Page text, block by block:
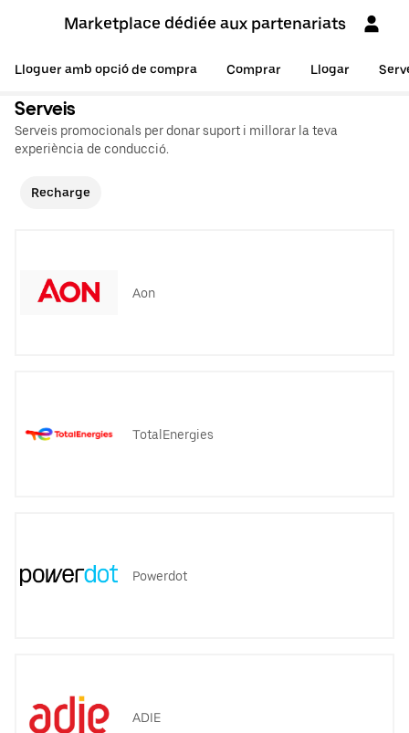
Marketplace dédiée aux partenariats
Lloguer amb opció de compra Comprar Llogar
Serveis
Serveis promocionals per donar suport i millorar la teva
experiència de conducció.
Recharge
Aon
TotalEnergies
Powerdot
ADIE